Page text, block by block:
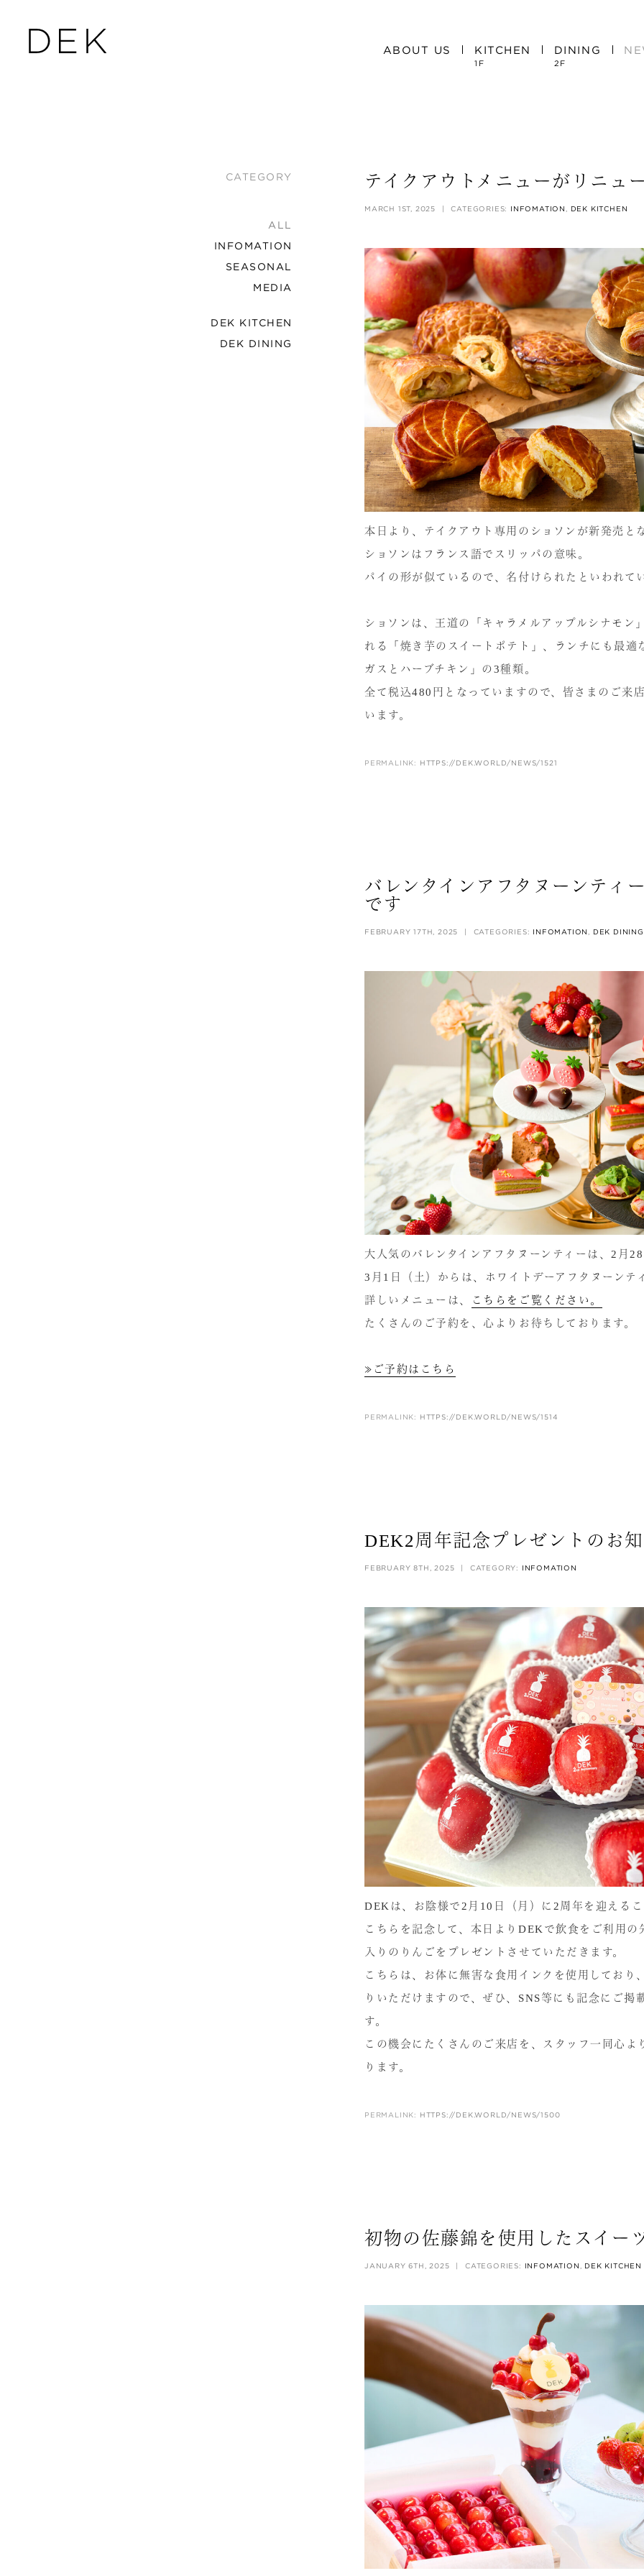
ABOUT US KITCHEN
1F
DINING
2F
CATEGORY
ALL
INFOMATION
SEASONAL
MEDIA
DEK KITCHEN
DEK DINING
テイクアウトメニューがリニュ
MARCH 1ST, 2025 | CATEGORIES: INFOMATION DEK KITCHEN
本日より、テイクアウト専用のショソンが新発売と
ショソンはフランス語でスリッパの意味。
パイの形が似ているので、名付けられたといわれて
ショソンは、王道の「キャラメルアップルシナモン
れる「焼き芋のスイートポテト」、ランチにも最適
ガスとハーブチキン」の3種類。
全て税込480円となっていますので、皆さまのご来
います。
PERMALINK: HTTPS://DEK.WORLD/NEWS/1521
バレンタインアフタヌーンティ
です
FEBRUARY 17TH, 2025 | CATEGORIES: INFOMATION DEK DINING
大人気のバレンタインアフタヌーンティーは、2月
3月1日（土）からは、ホワイトデーアフタヌーンテ
詳しいメニューは、
こちらをご覧ください。
たくさんのご予約を、心よりお待ちしております。
≫ご予約はこちら
PERMALINK: HTTPS://DEK.WORLD/NEWS/1514
DEK2周年記念プレゼントのお
FEBRUARY 8TH, 2025 | CATEGORY: INFOMATION
DEKは、お陰様で2月10日（月）に2周年を迎える
こちらを記念して、本日よりDEKで飲食をご利用
入りのりんごをプレゼントさせていただきます。
こちらは、お体に無害な食用インクを使用しており
りいただけますので、ぜひ、SNS等にも記念にご掲
す。
この機会にたくさんのご来店を、スタッフ一同心よ
ります。
PERMALINK: HTTPS://DEK.WORLD/NEWS/1500
初物の佐藤錦を使用したスイー
JANUARY 6TH, 2025 | CATEGORIES: INFOMATION DEK KITCHEN